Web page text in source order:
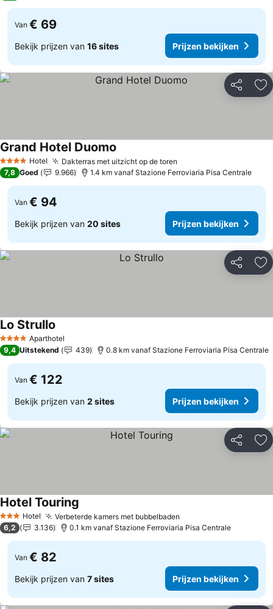
Van € 69
Bekijk prijzen van 16 sites Prijzen bekijken
Delen
4 SterrenHotel Dakterras met uitzicht op de toren
Grand Hotel Duomo
7,8 Goed 9.966 1.4 km vanaf Stazione Ferroviaria Pisa Centrale
Van € 94
Bekijk prijzen van 20 sites Prijzen bekijken
Delen
4 SterrenAparthotel
Lo Strullo
9,4 Uitstekend 439 0.8 km vanaf Stazione Ferroviaria Pisa Centrale
Van € 122
Bekijk prijzen van 2 sites Prijzen bekijken
Delen
3 SterrenHotel Verbeterde kamers met bubbelbaden
Hotel Touring
6,2 3.136 0.1 km vanaf Stazione Ferroviaria Pisa Centrale
Van € 82
Bekijk prijzen van 7 sites Prijzen bekijken